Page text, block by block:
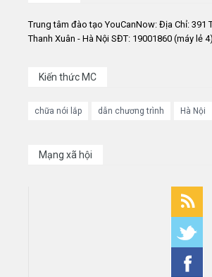
Trung tâm đào tạo YouCanNow: Địa Chỉ: 391
Thanh Xuân - Hà Nội SĐT: 19001860 (máy lẻ
Kiến thức MC
chữa nói lắp dẫn chương trình Hà Nội
Mạng xã hội